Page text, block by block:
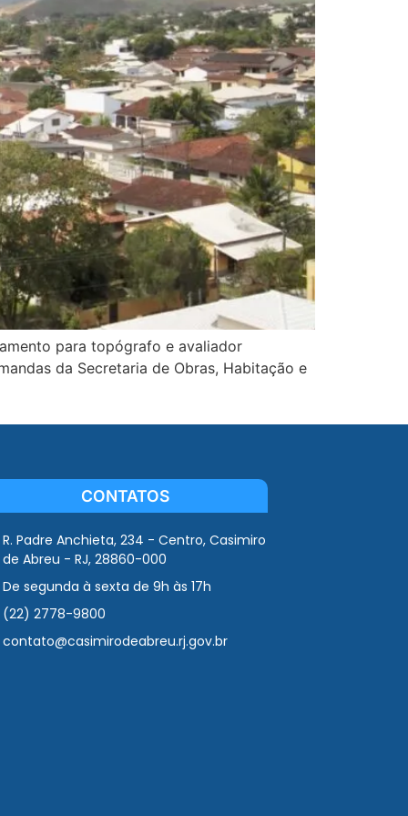
para topógrafo e avaliador
da Secretaria de Obras, Habitação e
CONTATOS
R. Padre Anchieta, 234 - Centro, Casimiro
de Abreu - RJ, 28860-000
De segunda à sexta de 9h às 17h
(22) 2778-9800
contato@casimirodeabreu.rj.gov.br